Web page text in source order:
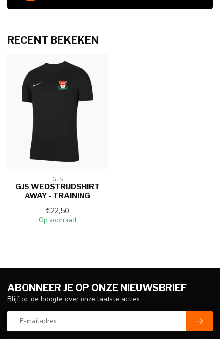
RECENT BEKEKEN
GJS
GJS WEDSTRIJDSHIRT
AWAY - TRAINING
€22,50
Op voorraad
ABONNEER JE OP ONZE NIEUWSBRIEF
Blijf op de hoogte over onze laatste acties